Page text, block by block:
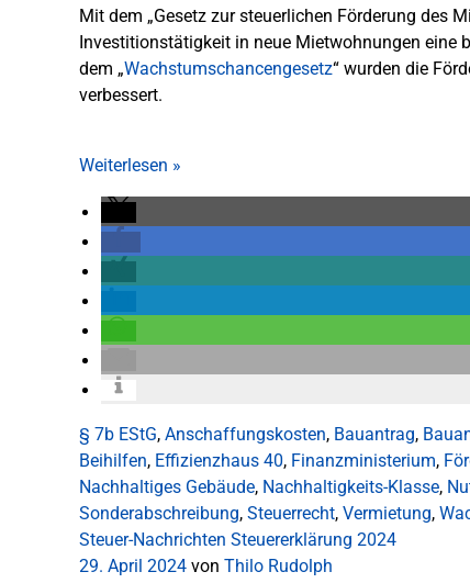
Mit dem „Gesetz zur steuerlichen Förderung des
Investitionstätigkeit in neue Mietwohnungen eine
dem „Wachstumschancengesetz“ wurden die
verbessert.
Weiterlesen »
§ 7b EStG, Anschaffungskosten, Bauantrag,
Beihilfen, Effizienzhaus 40, Finanzministerium,
Nachhaltiges Gebäude, Nachhaltigkeits-Klasse,
Sonderabschreibung, Steuerrecht, Vermietung,
Steuer-Nachrichten Steuererklärung 2024
29. April 2024 von Thilo Rudolph